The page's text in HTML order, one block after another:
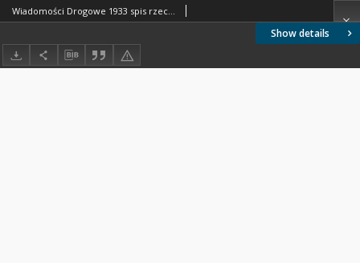
Show details
Wiadomości Drogowe 1933 spis rzeczy